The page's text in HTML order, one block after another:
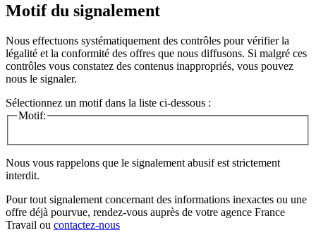
Motif du signalement
Nous effectuons systématiquement des contrôles pour vérifier la
légalité et la conformité des offres que nous diffusons. Si malgré ces
contrôles vous constatez des contenus inappropriés, vous pouvez
nous le signaler.
Sélectionnez un motif dans la liste ci-dessous :
Motif:
Nous vous rappelons que le signalement abusif est strictement
interdit.
Pour tout signalement concernant des informations inexactes ou une
offre déjà pourvue, rendez-vous auprès de votre agence France
Travail ou contactez-nous